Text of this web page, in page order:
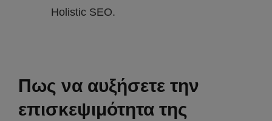
Holistic SEO.
Πως να αυξήσετε την
επισκεψιμότητα της